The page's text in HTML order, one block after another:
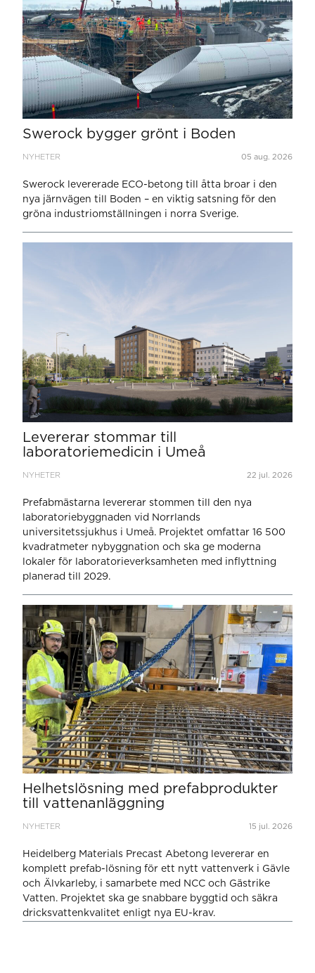
Swerock bygger grönt i Boden
NYHETER 05 aug. 2026
Swerock levererade ECO-betong till åtta broar i den
nya järnvägen till Boden – en viktig satsning för den
gröna industriomställningen i norra Sverige.
Levererar stommar till
laboratoriemedicin i Umeå
NYHETER 22 jul. 2026
Prefabmästarna levererar stommen till den nya
laboratoriebyggnaden vid Norrlands
universitetssjukhus i Umeå. Projektet omfattar 16 500
kvadratmeter nybyggnation och ska ge moderna
lokaler för laboratorieverksamheten med inflyttning
planerad till 2029.
Helhetslösning med prefabprodukter
till vattenanläggning
NYHETER 15 jul. 2026
Heidelberg Materials Precast Abetong levererar en
komplett prefab-lösning för ett nytt vattenverk i Gävle
och Älvkarleby, i samarbete med NCC och Gästrike
Vatten. Projektet ska ge snabbare byggtid och säkra
dricksvattenkvalitet enligt nya EU-krav.